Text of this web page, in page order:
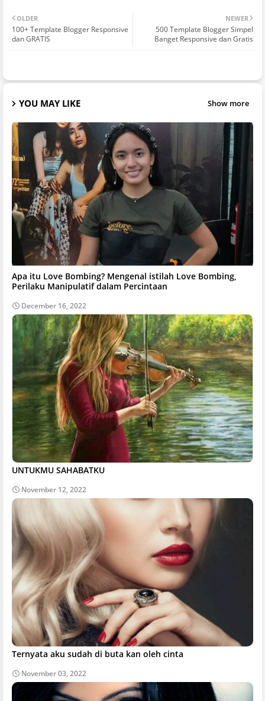
NEWER
500 Template Blogger Simpel
Banget Responsive dan Gratis
OLDER
100+ Template Blogger Responsive
dan GRATIS
YOU MAY LIKE Show more
Apa itu Love Bombing? Mengenal istilah Love Bombing,
Perilaku Manipulatif dalam Percintaan
December 16, 2022
UNTUKMU SAHABATKU
November 12, 2022
Ternyata aku sudah di buta kan oleh cinta
November 03, 2022